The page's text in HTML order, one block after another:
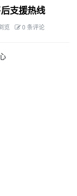
支援热线
览 0 条评论